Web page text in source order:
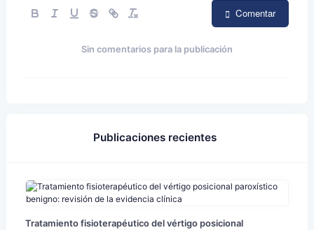
Comentar
Sin comentarios para la publicación
Publicaciones recientes
Tratamiento fisioterapéutico del vértigo posicional